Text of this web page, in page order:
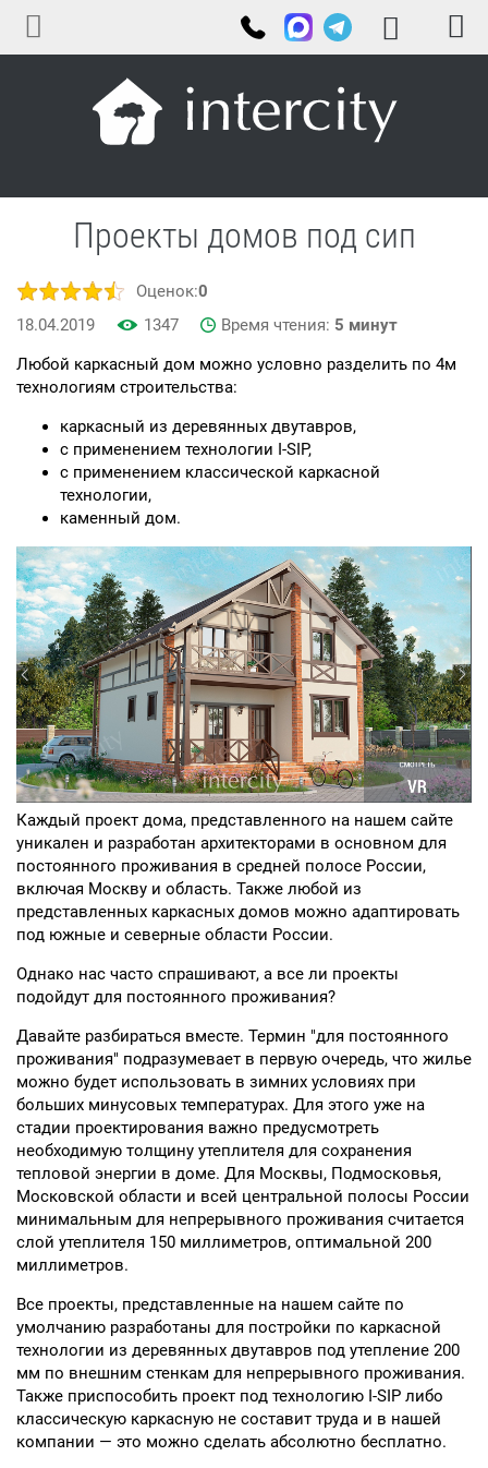
Проекты домов под сип
Оценок:0
18.04.2019
1347 Время чтения: 5 минут
Любой каркасный дом можно условно разделить по 4м
технологиям строительства:
каркасный из деревянных двутавров,
с применением технологии I-SIP,
с применением классической каркасной
технологии,
каменный дом.
Каждый проект дома, представленного на нашем сайте
уникален и разработан архитекторами в основном для
постоянного проживания в средней полосе России,
включая Москву и область. Также любой из
представленных каркасных домов можно адаптировать
под южные и северные области России.
Однако нас часто спрашивают, а все ли проекты
подойдут для постоянного проживания?
Давайте разбираться вместе. Термин "для постоянного
проживания" подразумевает в первую очередь, что жилье
можно будет использовать в зимних условиях при
больших минусовых температурах. Для этого уже на
стадии проектирования важно предусмотреть
необходимую толщину утеплителя для сохранения
тепловой энергии в доме. Для Москвы, Подмосковья,
Московской области и всей центральной полосы России
минимальным для непрерывного проживания считается
слой утеплителя 150 миллиметров, оптимальной 200
миллиметров.
Все проекты, представленные на нашем сайте по
умолчанию разработаны для постройки по каркасной
технологии из деревянных двутавров под утепление 200
мм по внешним стенкам для непрерывного проживания.
Также приспособить проект под технологию I-SIP либо
классическую каркасную не составит труда и в нашей
компании — это можно сделать абсолютно бесплатно.